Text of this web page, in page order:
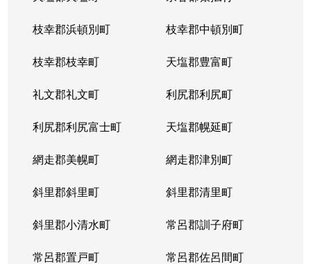
枝幸郡浜頓別町 枝幸郡中頓別町
枝幸郡枝幸町 天塩郡豊富町
礼文郡礼文町 利尻郡利尻町
利尻郡利尻富士町 天塩郡幌延町
網走郡美幌町 網走郡津別町
斜里郡斜里町 斜里郡清里町
斜里郡小清水町 常呂郡訓子府町
常呂郡置戸町 常呂郡佐呂間町